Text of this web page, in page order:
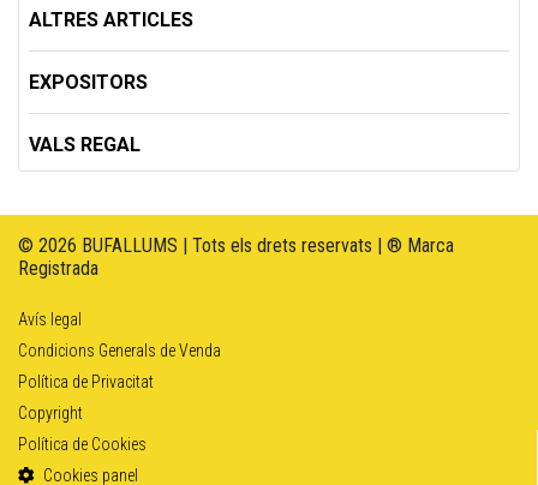
ALTRES ARTICLES
EXPOSITORS
VALS REGAL
© 2026 BUFALLUMS | Tots els drets reservats | ® Marca
Registrada
Avís legal
Condicions Generals de Venda
Política de Privacitat
Copyright
Política de Cookies
Cookies panel